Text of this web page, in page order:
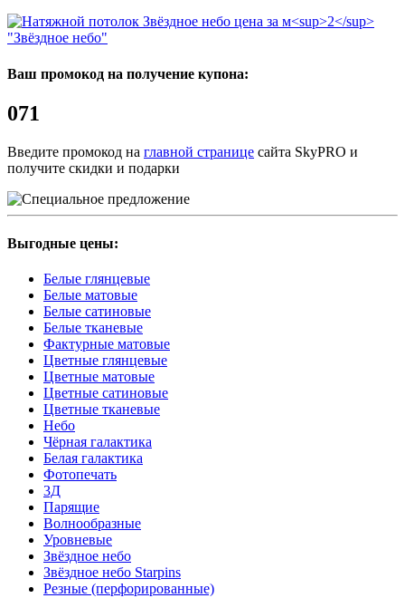
"Звёздное небо"
Ваш промокод на получение купона:
071
Введите промокод на главной странице сайта SkyPRO и
получите скидки и подарки
Выгодные цены:
Белые глянцевые
Белые матовые
Белые сатиновые
Белые тканевые
Фактурные матовые
Цветные глянцевые
Цветные матовые
Цветные сатиновые
Цветные тканевые
Небо
Чёрная галактика
Белая галактика
Фотопечать
3Д
Парящие
Волнообразные
Уровневые
Звёздное небо
Звёздное небо Starpins
Резные (перфорированные)